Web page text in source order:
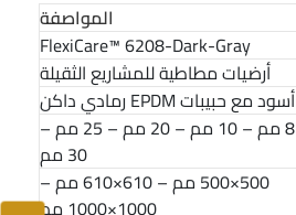
المواصفة
FlexiCare™ 6208-Dark-Gray
أرضيات مطاطية للمشاريع الثقيلة
أسود مع حبيبات EPDM رمادي داكن
6 مم – 8 مم – 10 مم – 20 مم – 25 مم –
30 مم
500×500 مم – 610×610 مم –